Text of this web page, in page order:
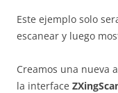
Este ejemplo solo
escanear y luego
Creamos una nueva
la interface